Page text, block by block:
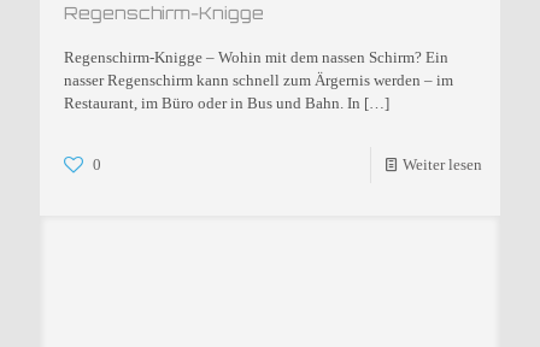
Regenschirm-Knigge
Regenschirm-Knigge – Wohin mit dem nassen Schirm? Ein
nasser Regenschirm kann schnell zum Ärgernis werden – im
Restaurant, im Büro oder in Bus und Bahn. In […]
0 Weiter lesen